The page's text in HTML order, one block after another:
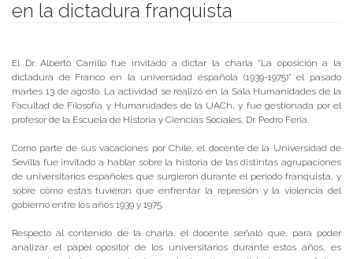
en la dictadura franquista
El Dr. Alberto Carrillo fue invitado a dictar la charla “La oposición a la
dictadura de Franco en la universidad española (1939-1975)” el pasado
martes 13 de agosto. La actividad se realizó en la Sala Humanidades de la
Facultad de Filosofía y Humanidades de la UACh, y fue gestionada por el
profesor de la Escuela de Historia y Ciencias Sociales, Dr. Pedro Feria.
Como parte de sus vacaciones por Chile, el docente de la Universidad de
Sevilla fue invitado a hablar sobre la historia de las distintas agrupaciones
de universitarios españoles que surgieron durante el período franquista, y
sobre cómo estas tuvieron que enfrentar la represión y la violencia del
gobierno entre los años 1939 y 1975.
Respecto al contenido de la charla, el docente señaló que, para poder
analizar el papel opositor de los universitarios durante estos años, es